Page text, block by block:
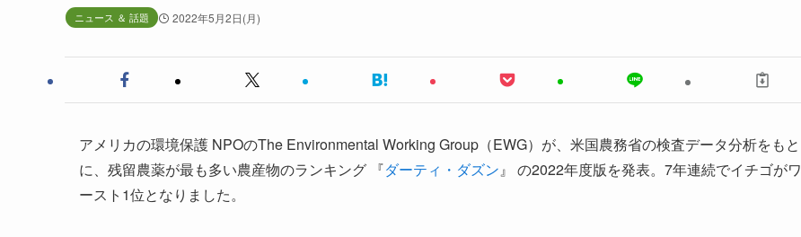
ニュース ＆ 話題 2022年5月2日(月)
アメリカの環境保護 NPOのThe Environmental Working Group（EWG）が、米国農務省の検査データ分析をもと
に、残留農薬が最も多い農産物のランキング 『ダーティ・ダズン』 の2022年度版を発表。7年連続でイチゴがワ
ースト1位となりました。